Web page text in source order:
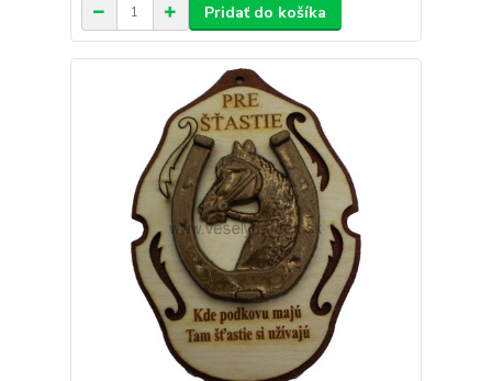
Pridať do košíka